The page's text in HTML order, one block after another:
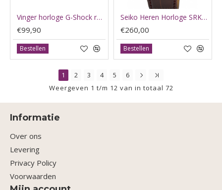
Vinger horloge G-Shock rood DWN-5600-4ER - 66006
€99,90
Bestellen
Seiko Heren Horloge SRK050P1 - 66182
€260,00
Bestellen
1 2 3 4 5
6
Weergeven 1 t/m 12 van in totaal 72
Informatie
Over ons
Levering
Privacy Policy
Voorwaarden